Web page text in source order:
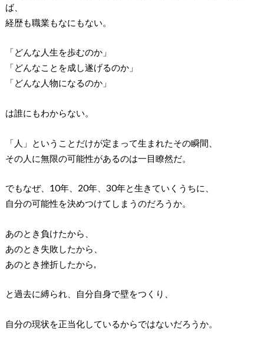
ば、
経歴も職業もなにもない。
「どんな人生を歩むのか」
「どんなことを成し遂げるのか」
「どんな人物になるのか」
は誰にもわからない。
「人」ということだけが定まって生まれたその瞬間、
その人に無限の可能性があるのは一目瞭然だ。
でもなぜ、10年、20年、30年と生きていくうちに、
自分の可能性を決めつけてしまうのだろうか。
あのとき負けたから、
あのとき失敗したから、
あのとき挫折したから,
と過去に縛られ、自分自身で壁をつくり、
自分の現状を正当化しているからではないだろうか。